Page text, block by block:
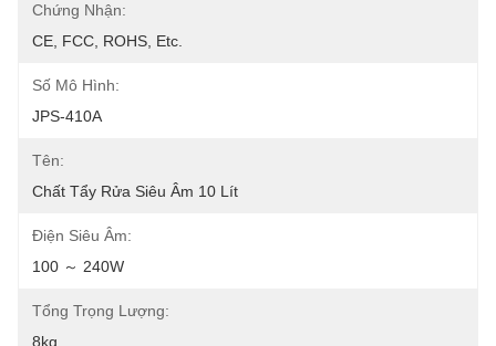
Chứng Nhận:
CE, FCC, ROHS, Etc.
Số Mô Hình:
JPS-410A
Tên:
Chất Tẩy Rửa Siêu Âm 10 Lít
Điện Siêu Âm:
100 ～ 240W
Tổng Trọng Lượng:
8kg